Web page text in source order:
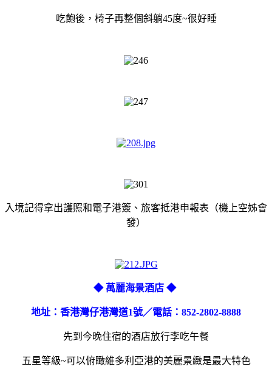
吃飽後，椅子再整個斜躺45度~很好睡
入境記得拿出護照和電子港簽、旅客抵港申報表（機上空姊會
發）
◆ 萬麗海景酒店 ◆
地址：香港灣仔港灣道1號／電話：852-2802-8888
先到今晚住宿的酒店放行李吃午餐
五星等級~可以俯瞰維多利亞港的美麗景緻是最大特色